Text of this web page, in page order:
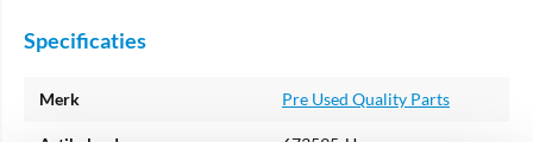
Specificaties
Merk Pre Used Quality Parts